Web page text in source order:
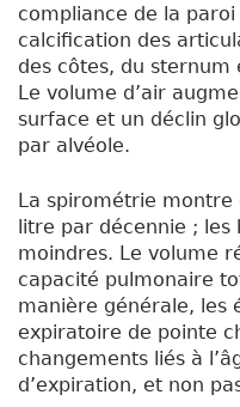
compliance de la
calcification des
des côtes, du
Le volume d’air
surface et un déclin
par alvéole.
La spirométrie montre
litre par décennie ; les
moindres. Le volume
capacité pulmonaire
manière générale, les
expiratoire de pointe
changements liés à
d’expiration, et non